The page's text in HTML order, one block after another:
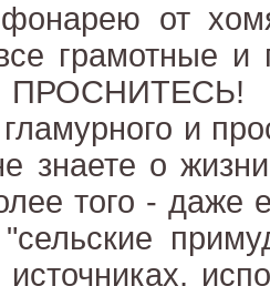
от
грамотные и
гламурного и
знаете о
того - даже